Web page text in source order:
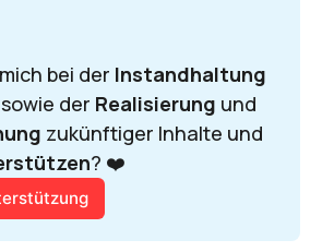
bei der
der Realisierung
zukünftiger Inhalte und
? ❤️